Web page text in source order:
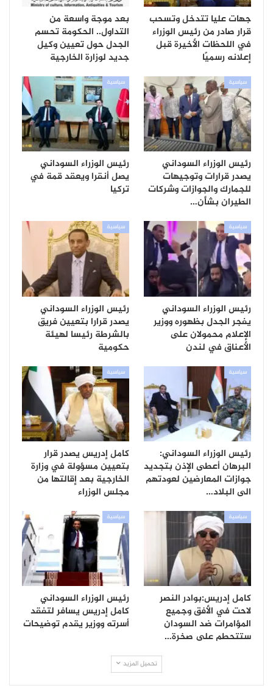
جهات عليا تتدخل وتسحب
قرار صادر من رئيس الوزراء
في اللحظات الأخيرة قبل
إعلانه رسميًا
بعد موجة واسعة من
التداول.. الحكومة تحسم
الجدل حول تعيين وكيل
جديد لوزارة الخارجية
سياسية
رئيس الوزراء السوداني
يصدر قرارات وتوجيهات
للجمارك والجوازات وشركات
الطيران بشأن…
سياسية
رئيس الوزراء السوداني
يصل أنقرا ويعقد قمة في
تركيا
سياسية
رئيس الوزراء السوداني
يفجر الجدل بظهوره ووزير
الإعلام محمولان على
الأعناق في لندن
سياسية
رئيس الوزراء السوداني
يصدر قرارا بتعيين فريق
بالشرطة رئيسا لهيئة
حكومية
سياسية
رئيس الوزراء السوداني:
البرهان أعطى الإذن بتجديد
جوازات المعارضين لعودتهم
الى البلاد…
سياسية
كامل إدريس يصدر قرار
بتعيين مسؤولة في وزارة
الخارجية بعد إقالتها من
مجلس الوزراء
سياسية
كامل إدريس:بوادر النصر
لاحت في الأفق وجميع
المؤامرات ضد السودان
ستتحطم على صخرة…
سياسية
رئيس الوزراء السوداني
كامل إدريس يسافر لتفقد
أسرته ووزير يقدم توضيحات
تحميل المزيد